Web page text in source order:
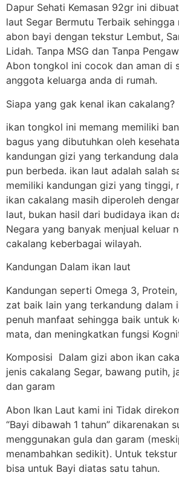
Dapur Sehati Kemasan 92gr ini
laut Segar Bermutu Terbaik sehingga
abon bayi dengan tekstur Lembut,
Lidah. Tanpa MSG dan Tanpa
Abon tongkol ini cocok dan aman di
anggota keluarga anda di rumah.
Siapa yang gak kenal ikan cakalang?
ikan tongkol ini memang memiliki
bagus yang dibutuhkan oleh
kandungan gizi yang terkandung
pun berbeda. ikan laut adalah salah
memiliki kandungan gizi yang tinggi,
ikan cakalang masih diperoleh
laut, bukan hasil dari budidaya ikan
Negara yang banyak menjual keluar
cakalang keberbagai wilayah.
Kandungan Dalam ikan laut
Kandungan seperti Omega 3,
zat baik lain yang terkandung dalam
penuh manfaat sehingga baik untuk
mata, dan meningkatkan fungsi
Komposisi Dalam gizi abon ikan
jenis cakalang Segar, bawang putih,
dan garam
Abon Ikan Laut kami ini Tidak
“Bayi dibawah 1 tahun” dikarenakan
menggunakan gula dan garam
menambahkan sedikit). Untuk
bisa untuk Bayi diatas satu tahun.